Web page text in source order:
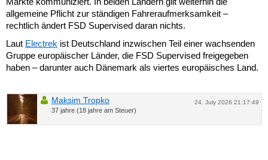
allgemeine Pflicht zur ständigen Fahreraufmerksamkeit –
rechtlich ändert FSD Supervised daran nichts.
Laut Electrek ist Deutschland inzwischen Teil einer wachsenden
Gruppe europäischer Länder, die FSD Supervised freigegeben
haben – darunter auch Dänemark als viertes europäisches Land.
24. July 2026 21:17:49
Maksim Tropko
37 jahre (18 jahre am Steuer)